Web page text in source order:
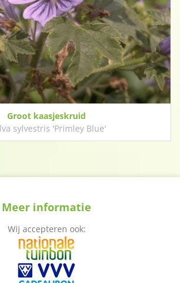
Groot kaasjeskruid
sylvestris 'Primley Blue'
Meer informatie
Wij accepteren ook: